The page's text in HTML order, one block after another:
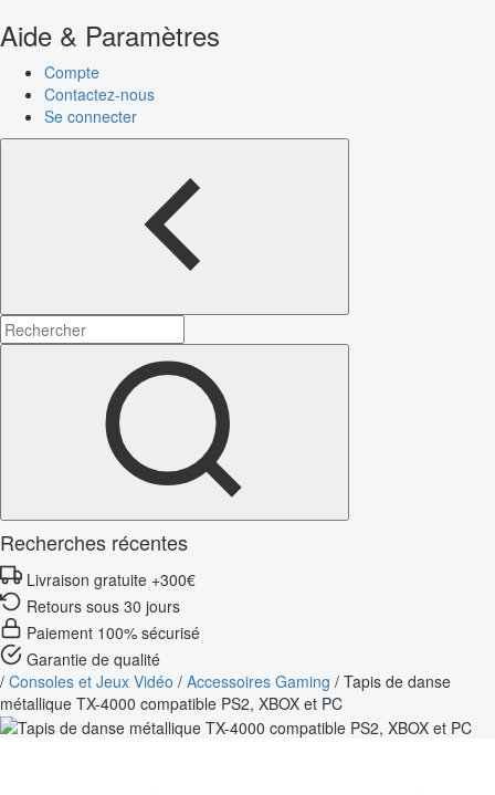
Aide & Paramètres
Compte
Contactez-nous
Se connecter
Recherches récentes
Livraison gratuite +300€
Retours sous 30 jours
Paiement 100% sécurisé
Garantie de qualité
/ Consoles et Jeux Vidéo / Accessoires Gaming / Tapis de danse
métallique TX-4000 compatible PS2, XBOX et PC